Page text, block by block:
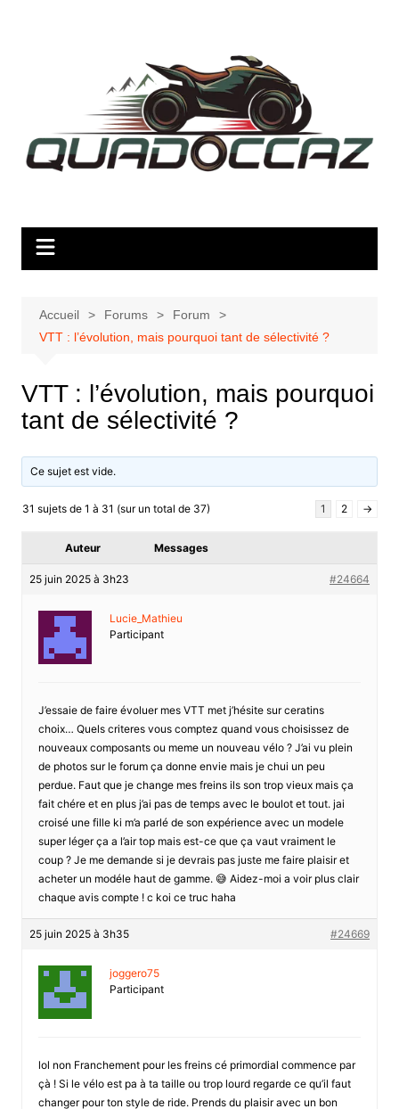
Accueil Forums
Forum
VTT : l’évolution, mais pourquoi tant de sélectivité ?
VTT : l’évolution, mais pourquoi
tant de sélectivité ?
Ce sujet est vide.
31 sujets de 1 à 31 (sur un total de 37) 1 2 →
Auteur Messages
25 juin 2025 à 3h23 #24664
Lucie_Mathieu
Participant
J’essaie de faire évoluer mes VTT met j’hésite sur ceratins
choix… Quels criteres vous comptez quand vous choisissez de
nouveaux composants ou meme un nouveau vélo ? J’ai vu plein
de photos sur le forum ça donne envie mais je chui un peu
perdue. Faut que je change mes freins ils son trop vieux mais ça
fait chére et en plus j’ai pas de temps avec le boulot et tout. jai
croisé une fille ki m’a parlé de son expérience avec un modele
super léger ça a l’air top mais est-ce que ça vaut vraiment le
coup ? Je me demande si je devrais pas juste me faire plaisir et
acheter un modéle haut de gamme. 😅 Aidez-moi a voir plus clair
chaque avis compte ! c koi ce truc haha
25 juin 2025 à 3h35 #24669
joggero75
Participant
lol non Franchement pour les freins cé primordial commence par
çà ! Si le vélo est pa à ta taille ou trop lourd regarde ce qu’il faut
changer pour ton style de ride. Prends du plaisir avec un bon